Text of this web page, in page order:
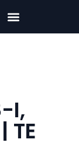
I,
TE